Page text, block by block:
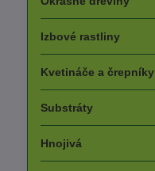
Izbové rastliny
Kvetináče a črepníky
Substráty
Hnojivá